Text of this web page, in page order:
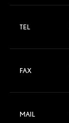
TEL
FAX
MAIL